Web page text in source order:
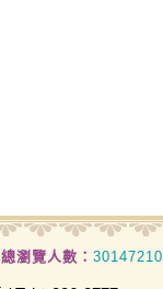
總瀏覽人數： 30147210